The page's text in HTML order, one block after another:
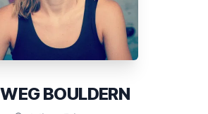
BOULDERN